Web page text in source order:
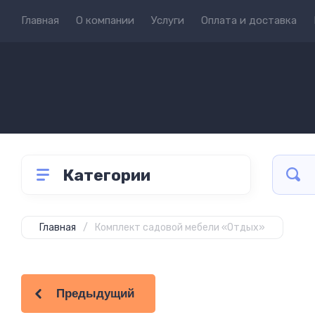
Главная О компании Услуги Оплата и доставка
Категории
Главная / Комплект садовой мебели «Отдых»
Предыдущий